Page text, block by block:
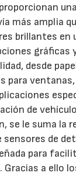
más amplia
brillantes en
gráficas
desde
para
de
se le suma la
sensores de
para
Gracias a ello